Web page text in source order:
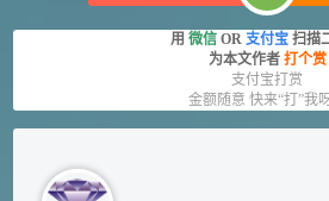
用 微信 OR 支付宝 扫描
为本文作者 打个赏
支付宝打赏
金额随意 快来“打”我